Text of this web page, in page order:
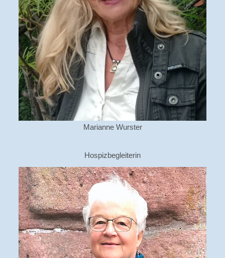
Marianne Wurster
Hospizbegleiterin